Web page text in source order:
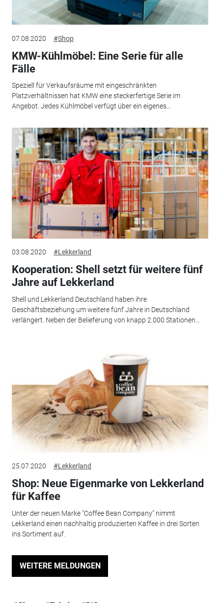
07.08.2020 #Shop
KMW-Kühlmöbel: Eine Serie für alle
Fälle
Speziell für Verkaufsräume mit eingeschränkten
Platzverhältnissen hat KMW eine steckerfertige Serie im
Angebot. Jedes Kühlmöbel verfügt über ein eigenes...
03.08.2020 #Lekkerland
Kooperation: Shell setzt für weitere fünf
Jahre auf Lekkerland
Shell und Lekkerland Deutschland haben ihre
Geschäftsbeziehung um weitere fünf Jahre in Deutschland
verlängert. Neben der Belieferung von knapp 2.000 Stationen...
25.07.2020 #Lekkerland
Shop: Neue Eigenmarke von Lekkerland
für Kaffee
Unter der neuen Marke "Coffee Bean Company" nimmt
Lekkerland einen nachhaltig produzierten Kaffee in drei Sorten
ins Sortiment auf.
WEITERE MELDUNGEN